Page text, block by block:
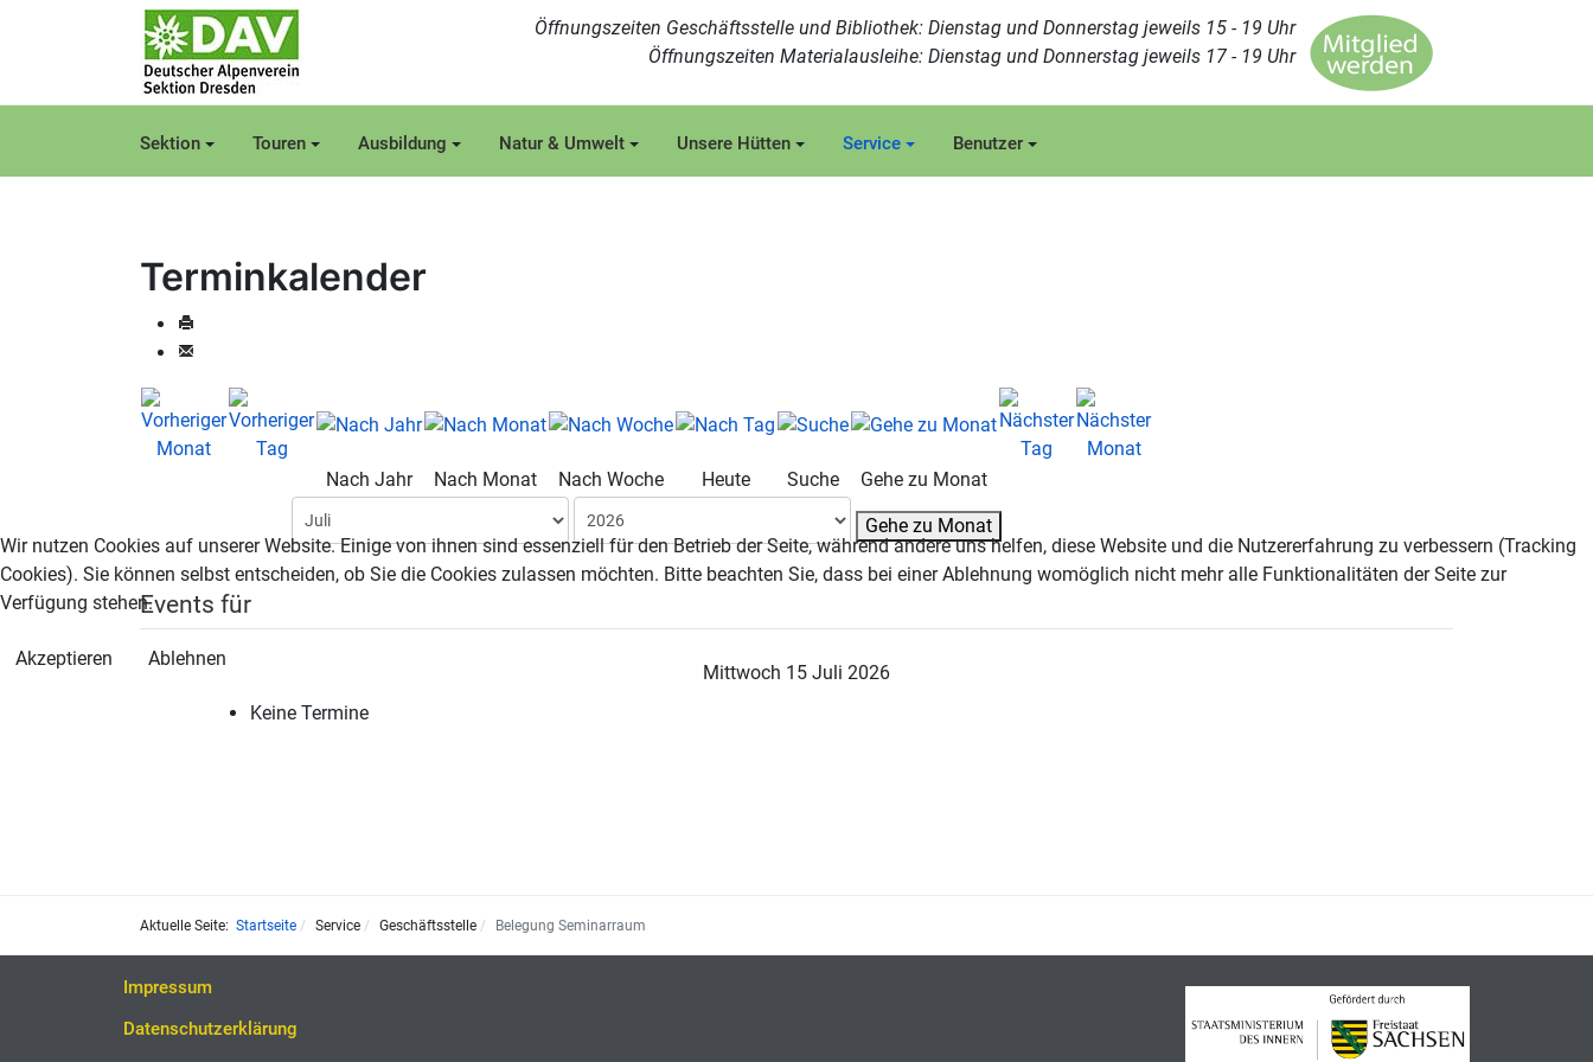
Öffnungszeiten Geschäftsstelle und Bibliothek: Dienstag und Donnerstag jeweils 15 - 19 Uhr
Öffnungszeiten Materialausleihe: Dienstag und Donnerstag jeweils 17 - 19 Uhr
Sektion Touren Ausbildung Natur & Umwelt Unsere Hütten Service Benutzer
Terminkalender
Nach Jahr Nach Monat Nach Woche Heute Suche Gehe zu Monat
Gehe zu Monat
Events für
Mittwoch 15 Juli 2026
Keine Termine
Aktuelle Seite: Startseite Service Geschäftsstelle Belegung Seminarraum
Impressum
Datenschutzerklärung
Wir nutzen Cookies auf unserer Website. Einige von ihnen sind essenziell für den Betrieb der Seite, während andere uns helfen, diese Website und die Nutzererfahrung zu verbessern (Tracking
Cookies). Sie können selbst entscheiden, ob Sie die Cookies zulassen möchten. Bitte beachten Sie, dass bei einer Ablehnung womöglich nicht mehr alle Funktionalitäten der Seite zur
Verfügung stehen.
Akzeptieren Ablehnen